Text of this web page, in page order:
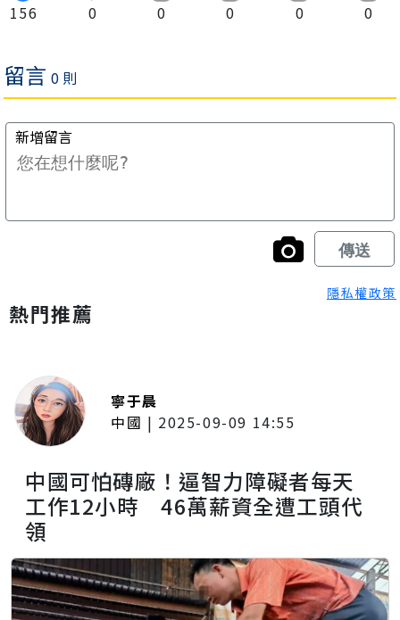
156 0 0 0 0 0
隱私權政策
熱門推薦
寧于晨
中國 | 2025-09-09 14:55
中國可怕磚廠！逼智力障礙者每天
工作12小時 46萬薪資全遭工頭代
領